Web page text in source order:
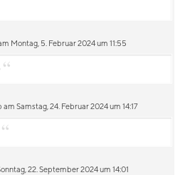
Montag, 5. Februar 2024 um 11:55
“
Samstag, 24. Februar 2024 um 14:17
“
22. September 2024 um 14:01